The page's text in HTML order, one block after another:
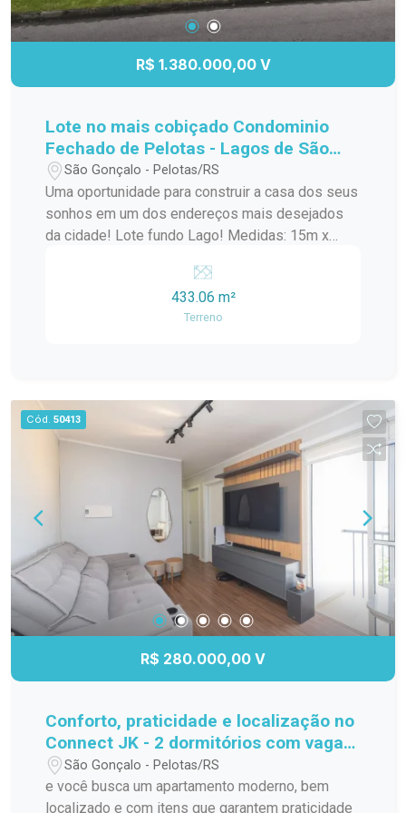
R$ 1.380.000,00 V
Lote no mais cobiçado Condominio
Fechado de Pelotas - Lagos de São
Gonçalo!
São Gonçalo - Pelotas/RS
Uma oportunidade para construir a casa dos seus
sonhos em um dos endereços mais desejados
da cidade! Lote fundo Lago! Medidas: 15m x
projeto residencial de alto padrão Excelente
aproveitamento do terreno Ideal para quem busca
conforto, privacidade e qualidade de vida Invista
433.06 m²
Terreno
Cód. 50413
R$ 280.000,00 V
Conforto, praticidade e localização no
Connect JK - 2 dormitórios com vaga
privativa!
São Gonçalo - Pelotas/RS
e você busca um apartamento moderno, bem
localizado e com itens que garantem praticidade